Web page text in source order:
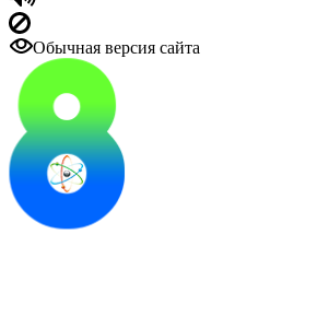
Обычная версия сайта